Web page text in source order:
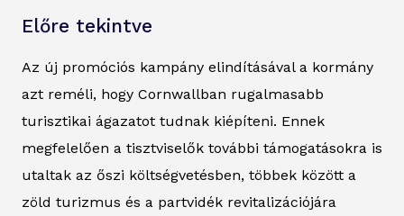
Előre tekintve
Az új promóciós kampány elindításával a kormány
azt reméli, hogy Cornwallban rugalmasabb
turisztikai ágazatot tudnak kiépíteni. Ennek
megfelelően a tisztviselők további támogatásokra is
utaltak az őszi költségvetésben, többek között a
zöld turizmus és a partvidék revitalizációjára